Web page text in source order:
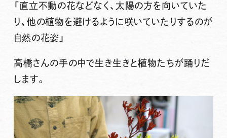
「直立不動の花などなく、太陽の方を向いていた
り、他の植物を避けるように咲いていたりするのが
自然の花姿」
高橋さんの手の中で生き生きと植物たちが踊りだ
します。